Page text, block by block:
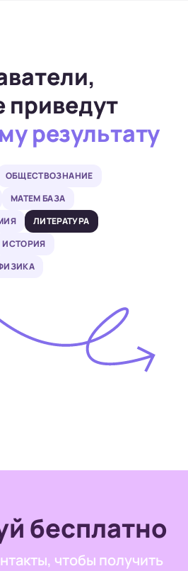
приведут
результату
ОБЩЕСТВОЗНАНИЕ
МАТЕМ БАЗА
ЛИТЕРАТУРА
ИСТОРИЯ
бесплатно
чтобы получить